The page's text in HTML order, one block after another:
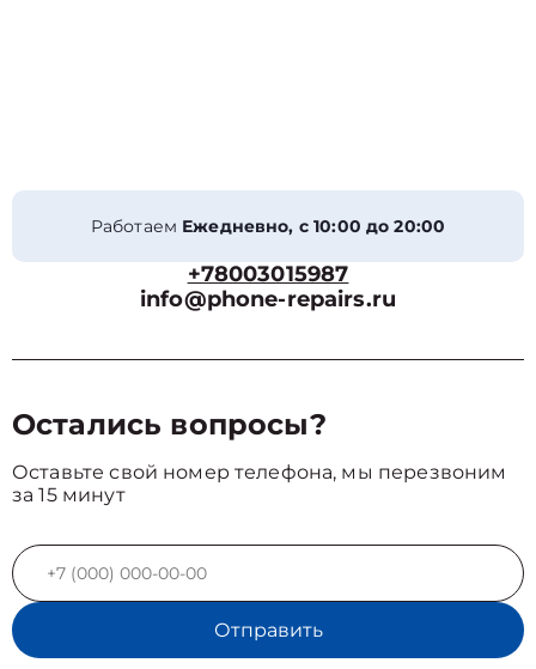
Работаем Ежедневно, с 10:00 до 20:00
+78003015987
info@phone-repairs.ru
Остались вопросы?
Оставьте свой номер телефона, мы перезвоним
за 15 минут
Отправить